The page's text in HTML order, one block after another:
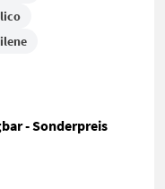
- Sonderpreis